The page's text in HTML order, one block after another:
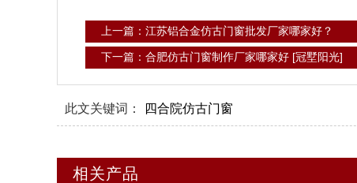
上一篇：江苏铝合金仿古门窗批发厂家哪家好？
下一篇：合肥仿古门窗制作厂家哪家好 [冠墅阳光]
此文关键词： 四合院仿古门窗
相关产品